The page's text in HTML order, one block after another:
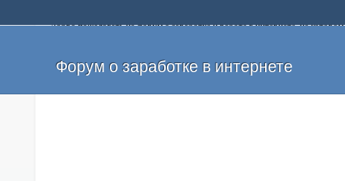
Добро пожаловать на форум о заработке и работе в интернете, на
и оставлять свои отзывы. Если вы знаете, что определенный проект или
легкие деньги без вложений и регистрации уже сегодня. Создавайте
Форум о заработке в интернете